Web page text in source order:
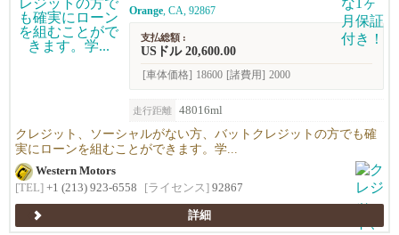
Orange, CA, 92867
支払総額 :
USドル 20,600.00
[車体価格] 18600 [諸費用] 2000
走行距離 48016ml
クレジット、ソーシャルがない方、バットクレジットの方でも確
実にローンを組むことができます。学...
Western Motors
[TEL] +1 (213) 923-6558 [ライセンス] 92867
詳細